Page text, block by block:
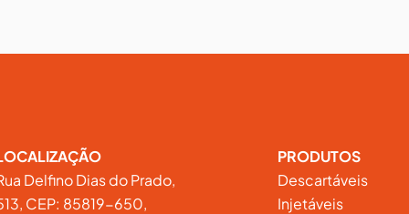
Delfino Dias do Prado,
CEP: 85819-650,
PRODUTOS
Descartáveis
Injetáveis